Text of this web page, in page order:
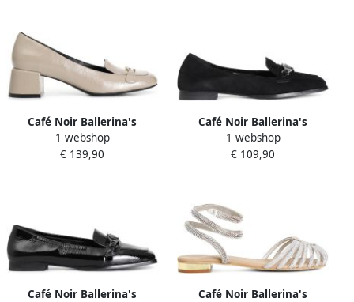
Café Noir Ballerina's
C1GB3312
1 webshop
€ 139,90
Café Noir Ballerina's
C1EC5004
1 webshop
€ 109,90
Café Noir Ballerina's
Café Noir Ballerina's